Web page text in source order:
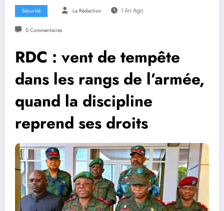
Sécurité La Rédaction 1 An Ago
0 Commentaires
RDC : vent de tempête
dans les rangs de l’armée,
quand la discipline
reprend ses droits